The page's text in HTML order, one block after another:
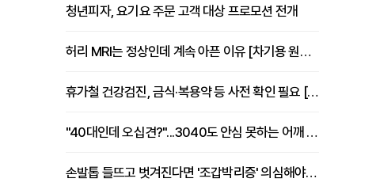
청년피자, 요기요 주문 고객 대상 프로모션 전개
허리 MRI는 정상인데 계속 아픈 이유 [차기용 원장 칼럼]
휴가철 건강검진, 금식·복용약 등 사전 확인 필요 [정도감 원장 칼럼]
"40대인데 오십견?"...3040도 안심 못하는 어깨 유착성 관절낭염
손발톱 들뜨고 벗겨진다면 '조갑박리증' 의심해야 [김철윤 원장 칼럼]